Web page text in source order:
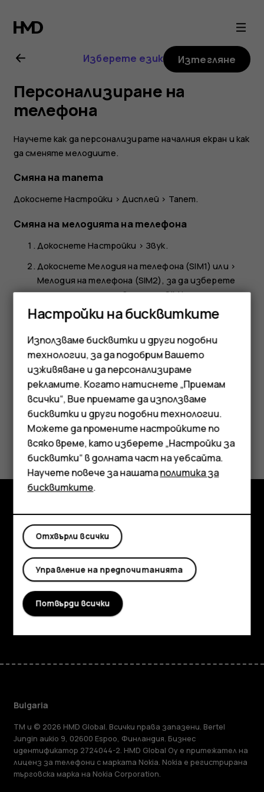
Ръководство
на
потребителя
за
Nokia
6.2
Смартфони
Мобилни телефони
Аксесоари
Таблети
Изберете език Изтегляне
Персонализиране на
телефона
Научете как да персонализирате началния екран и как
да сменяте мелодиите.
Смяна на тапета
ДокоснетеНастройки >Дисплей > Тапет.
Смяна на мелодията на телефона
ДокоснетеНастройки > Звук.
ДокоснетеМелодия на телефона (SIM1) или >
Мелодия на телефона (SIM2) , за да изберете
мелодията за съответните SIM карти.
Смяна на звука за известията за съобщение
ДокоснетеНастройки>Звук>Звук по подразбиране
за известията.
Полезен ли беше този отговор?
Да Не
Изследвайте
Информация
Planet and people
Поддръжка
FacebookInstagram
TiktokYoutube
Bulgaria
TM и © 2026 HMD Global. Всички права запазени. Bertel
Jungin aukio 9, 02600 Espoo, Финландия. Бизнес
идентификатор 2724044-2. HMD Global Oy е притежател на
лиценз за телефони с марката Nokia. Nokia е регистрирана
търговска марка на Nokia Corporation.
Настройки на бисквитките
Използваме бисквитки и други подобни
технологии, за да подобрим Вашето
изживяване и да персонализираме
рекламите. Когато натиснете „Приемам
всички“, Вие приемате да използваме
бисквитки и други подобни технологии.
Можете да промените настройките по
всяко време, като изберете „Настройки за
бисквитки“ в долната част на уебсайта.
Научете повече за нашатаполитика за
бисквитките.
Отхвърли всички
Управление на предпочитанията
Потвърди всички